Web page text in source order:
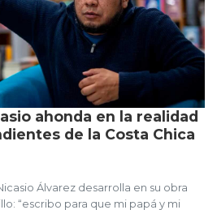
ahonda en la realidad
de la Costa Chica
Álvarez desarrolla en su obra
“escribo para que mi papá y mi